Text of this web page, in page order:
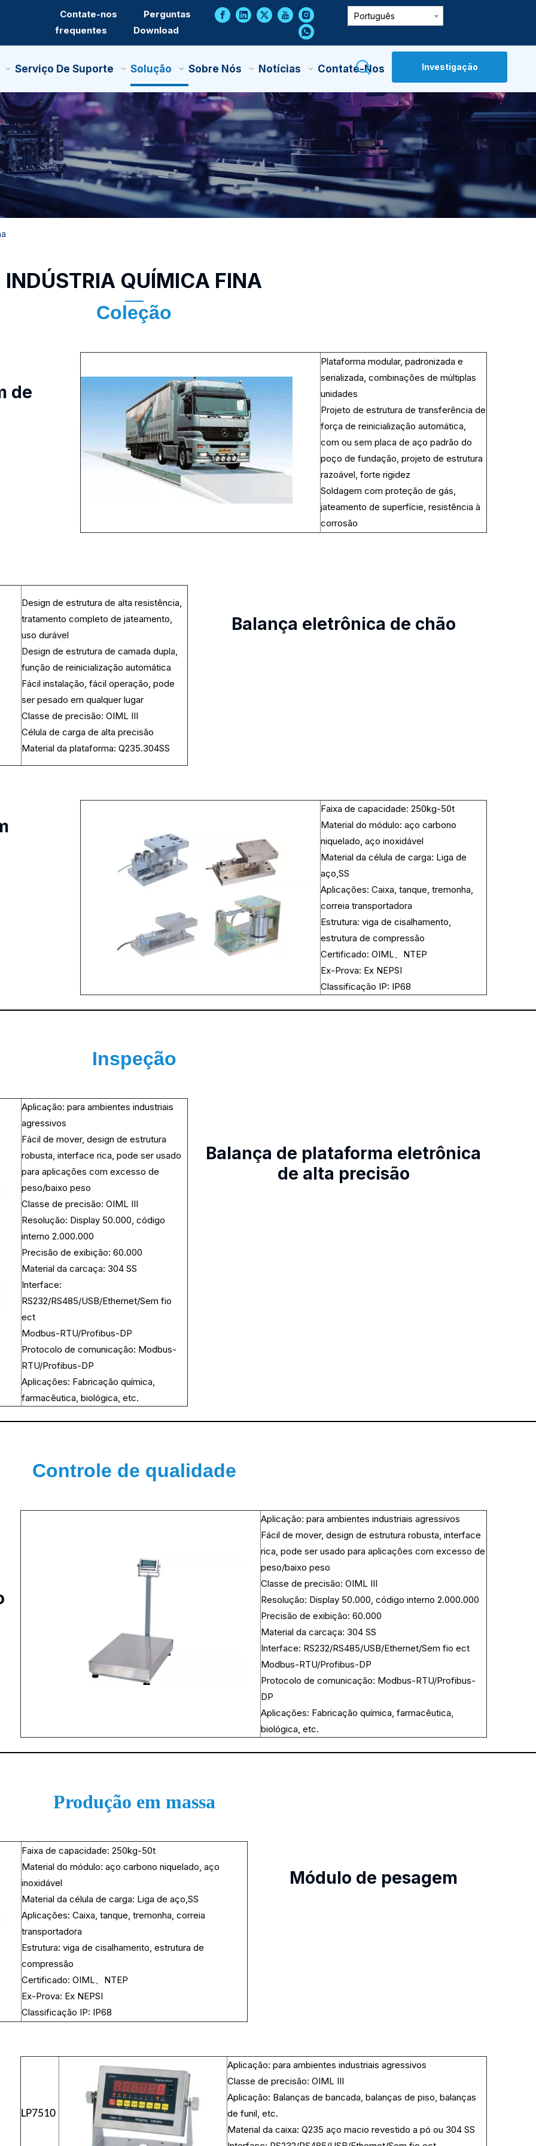
Contate-nos
Perguntas
frequentes
Download
Português
Serviço De Suporte Solução Sobre Nós Notícias Contate-Nos Investigação
INDÚSTRIA QUÍMICA FINA
Coleção
de
Plataforma modular, padronizada e
serializada, combinações de múltiplas
unidades
Projeto de estrutura de transferência de
força de reinicialização automática,
com ou sem placa de aço padrão do
poço de fundação, projeto de estrutura
razoável, forte rigidez
Soldagem com proteção de gás,
jateamento de superfície, resistência à
corrosão
Design de estrutura de alta resistência,
tratamento completo de jateamento,
uso durável
Design de estrutura de camada dupla,
função de reinicialização automática
Fácil instalação, fácil operação, pode
ser pesado em qualquer lugar
Classe de precisão: OIML III
Célula de carga de alta precisão
Material da plataforma: Q235.304SS
Balança eletrônica de chão
Faixa de capacidade: 250kg-50t
Material do módulo: aço carbono
niquelado, aço inoxidável
Material da célula de carga: Liga de
aço,SS
Aplicações: Caixa, tanque, tremonha,
correia transportadora
Estrutura: viga de cisalhamento,
estrutura de compressão
Certificado: OIML、NTEP
Ex-Prova: Ex NEPSI
Classificação IP: IP68
Inspeção
Aplicação: para ambientes industriais
agressivos
Fácil de mover, design de estrutura
robusta, interface rica, pode ser usado
para aplicações com excesso de
peso/baixo peso
Classe de precisão: OIML III
Resolução: Display 50.000, código
interno 2.000.000
Precisão de exibição: 60.000
Material da carcaça: 304 SS
Interface:
RS232/RS485/USB/Ethernet/Sem fio
ect
Modbus-RTU/Profibus-DP
Protocolo de comunicação: Modbus-
RTU/Profibus-DP
Aplicações: Fabricação química,
farmacêutica, biológica, etc.
Balança de plataforma eletrônica
de alta precisão
Controle de qualidade
Aplicação: para ambientes industriais agressivos
Fácil de mover, design de estrutura robusta, interface
rica, pode ser usado para aplicações com excesso de
peso/baixo peso
Classe de precisão: OIML III
Resolução: Display 50.000, código interno 2.000.000
Precisão de exibição: 60.000
Material da carcaça: 304 SS
Interface: RS232/RS485/USB/Ethernet/Sem fio ect
Modbus-RTU/Profibus-DP
Protocolo de comunicação: Modbus-RTU/Profibus-
DP
Aplicações: Fabricação química, farmacêutica,
biológica, etc.
Produção em massa
Faixa de capacidade: 250kg-50t
Material do módulo: aço carbono niquelado, aço
inoxidável
Material da célula de carga: Liga de aço,SS
Aplicações: Caixa, tanque, tremonha, correia
transportadora
Estrutura: viga de cisalhamento, estrutura de
compressão
Certificado: OIML、NTEP
Ex-Prova: Ex NEPSI
Classificação IP: IP68
Módulo de pesagem
LP7510
Aplicação: para ambientes industriais agressivos
Classe de precisão: OIML III
Aplicação: Balanças de bancada, balanças de piso, balanças
de funil, etc.
Material da caixa: Q235 aço macio revestido a pó ou 304 SS